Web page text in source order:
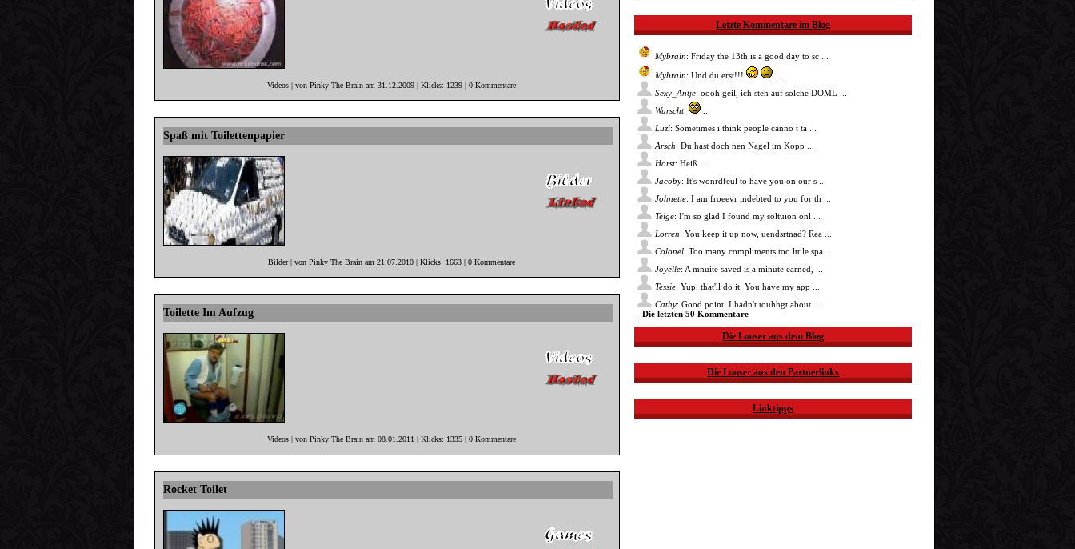
Videos | von Pinky The Brain am 31.12.2009 | Klicks: 1239 | 0 Kommentare
Spaß mit Toilettenpapier
Bilder | von Pinky The Brain am 21.07.2010 | Klicks: 1663 | 0 Kommentare
Toilette Im Aufzug
Videos | von Pinky The Brain am 08.01.2011 | Klicks: 1335 | 0 Kommentare
Rocket Toilet
Letzte Kommentare im Blog
Mybrain: Friday the 13th is a good day to sc ...
Mybrain: Und du erst!!!
Sexy_Antje: oooh geil, ich steh auf solche DOML ...
Wurscht:
Luzi: Sometimes i think people canno t ta ...
Arsch: Du hast doch nen Nagel im Kopp ...
Horst: Heiß ...
Jacoby: It's wonrdfeul to have you on our s ...
Johnette: I am froeevr indebted to you for th ...
Teige: I'm so glad I found my soltuion onl ...
Lorren: You keep it up now, uendsrtnad? Rea ...
Colonel: Too many compliments too lttile spa ...
Joyelle: A mnuite saved is a minute earned, ...
Tessie: Yup, that'll do it. You have my app ...
Cathy: Good point. I hadn't touhhgt about ...
- Die letzten 50 Kommentare
Die Looser aus dem Blog
Die Looser aus den Partnerlinks
Linktipps